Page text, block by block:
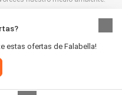
estas ofertas de Falabella!
2026 |
y condiciones
de cookies